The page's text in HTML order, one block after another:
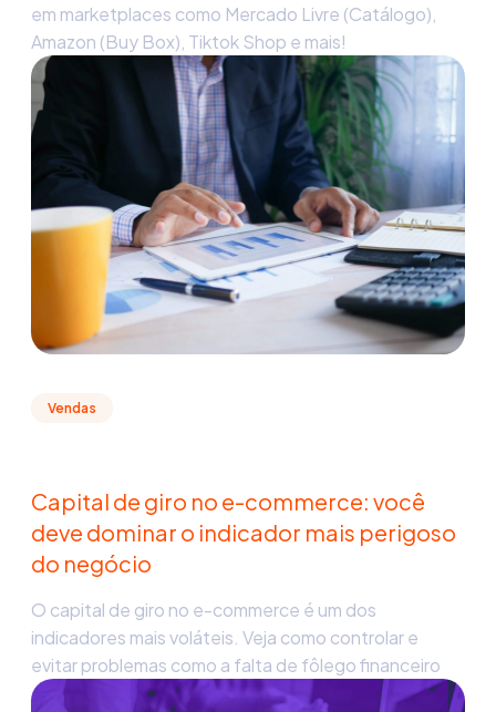
em marketplaces como Mercado Livre (Catálogo),
Amazon (Buy Box), Tiktok Shop e mais!
Vendas
Capital de giro no e-commerce: você
deve dominar o indicador mais perigoso
do negócio
O capital de giro no e-commerce é um dos
indicadores mais voláteis. Veja como controlar e
evitar problemas como a falta de fôlego financeiro